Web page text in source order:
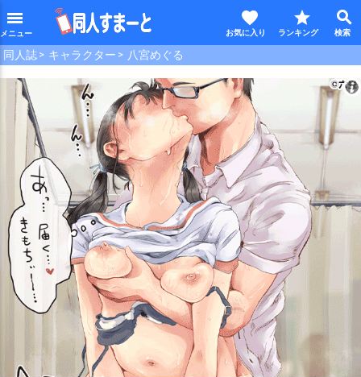
menu search
star
favorite
同人誌 キャラクター 八宮めぐる